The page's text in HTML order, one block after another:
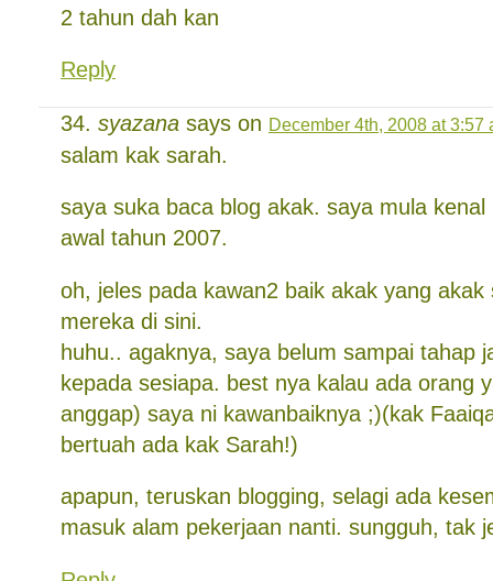
2 tahun dah kan
Reply
syazana says on December 4th, 2008 at 3:57
salam kak sarah.
saya suka baca blog akak. saya mula kenal
awal tahun 2007.
oh, jeles pada kawan2 baik akak yang akak
mereka di sini.
huhu.. agaknya, saya belum sampai tahap
kepada sesiapa. best nya kalau ada orang
anggap) saya ni kawanbaiknya ;)(kak
bertuah ada kak Sarah!)
apapun, teruskan blogging, selagi ada
masuk alam pekerjaan nanti. sungguh, tak